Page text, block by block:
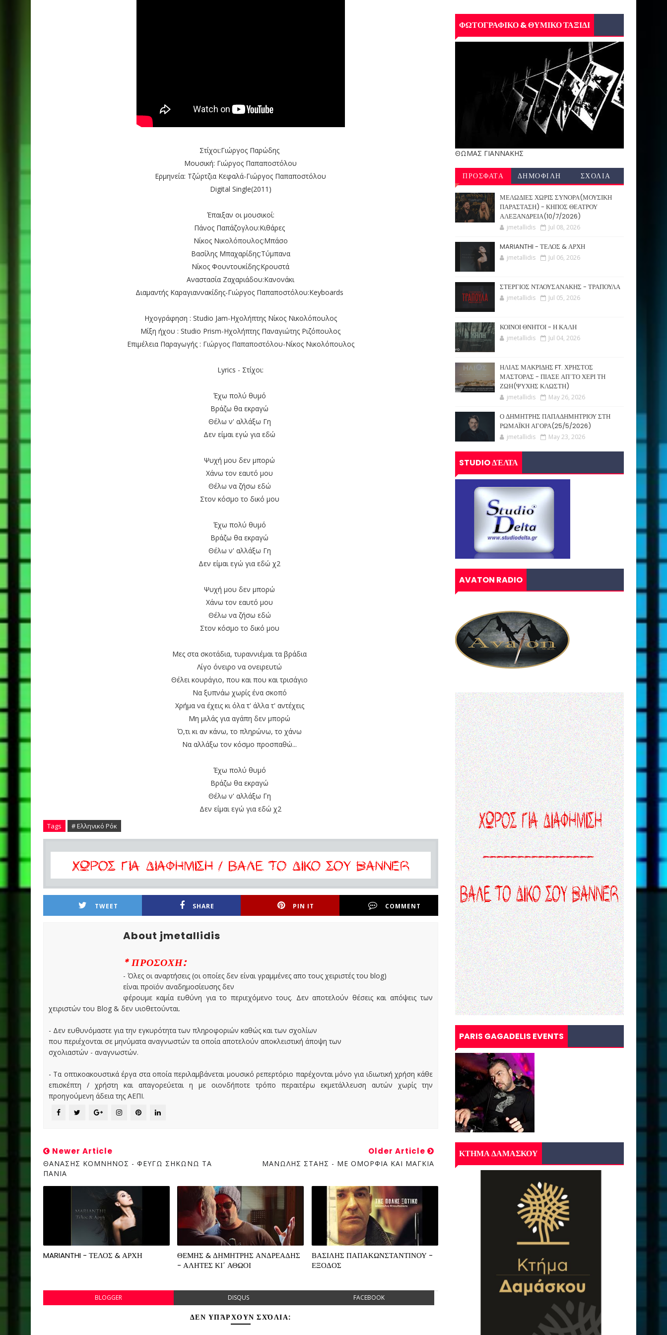
Στίχοι:Γιώργος Παρώδης
Μουσική: Γιώργος Παπαποστόλου
Ερμηνεία: Τζώρτζια Κεφαλά-Γιώργος Παπαποστόλου
Digital Single(2011)
Έπαιξαν οι μουσικοί:
Πάνος Παπάζογλου:Κιθάρες
Νίκος Νικολόπουλος:Μπάσο
Βασίλης Μπαχαρίδης:Τύμπανα
Νίκος Φουντουκίδης:Κρουστά
Αναστασία Ζαχαριάδου:Κανονάκι
Διαμαντής Καραγιαννακίδης-Γιώργος Παπαποστόλου:Keyboards
Ηχογράφηση : Studio Jam-Ηχολήπτης Νίκος Νικολόπουλος
Μίξη ήχου : Studio Prism-Ηχολήπτης Παναγιώτης Ριζόπουλος
Επιμέλεια Παραγωγής : Γιώργος Παπαποστόλου-Νίκος Νικολόπουλος
Lyrics - Στίχοι:
Έχω πολύ θυμό
Βράζω θα εκραγώ
Θέλω ν' αλλάξω Γη
Δεν είμαι εγώ για εδώ
Ψυχή μου δεν μπορώ
Χάνω τον εαυτό μου
Θέλω να ζήσω εδώ
Στον κόσμο το δικό μου
Έχω πολύ θυμό
Βράζω θα εκραγώ
Θέλω ν' αλλάξω Γη
Δεν είμαι εγώ για εδώ χ2
Ψυχή μου δεν μπορώ
Χάνω τον εαυτό μου
Θέλω να ζήσω εδώ
Στον κόσμο το δικό μου
Μες στα σκοτάδια, τυραννιέμαι τα βράδια
Λίγο όνειρο να ονειρευτώ
Θέλει κουράγιο, που και που και τρισάγιο
Να ξυπνάω χωρίς ένα σκοπό
Χρήμα να έχεις κι όλα τ' άλλα τ' αντέχεις
Μη μιλάς για αγάπη δεν μπορώ
Ό,τι κι αν κάνω, το πληρώνω, το χάνω
Να αλλάξω τον κόσμο προσπαθώ...
Έχω πολύ θυμό
Βράζω θα εκραγώ
Θέλω ν' αλλάξω Γη
Δεν είμαι εγώ για εδώ χ2
Tags # Ελληνικό Ρόκ
TWEET SHARE PIN IT COMMENT
About jmetallidis
* ΠΡΟΣΟΧΗ:
- Όλες οι αναρτήσεις (οι οποίες δεν είναι γραμμένες απο τους χειριστές του blog)
είναι προϊόν αναδημοσίευσης δεν
φέρουμε καμία ευθύνη για το περιεχόμενο τους. Δεν αποτελούν θέσεις και απόψεις των
χειριστών του Blog & δεν υιοθετούνται.
- Δεν ευθυνόμαστε για την εγκυρότητα των πληροφοριών καθώς και των σχολίων
που περιέχονται σε μηνύματα αναγνωστών τα οποία αποτελούν αποκλειστική άποψη των
σχολιαστών - αναγνωστών.
- Τα οπτικοακουστικά έργα στα οποία περιλαμβάνεται μουσικό ρεπερτόριο παρέχονται μόνο για ιδιωτική χρήση κάθε
επισκέπτη / χρήστη και απαγορεύεται η με οιονδήποτε τρόπο περαιτέρω εκμετάλλευση αυτών χωρίς την
προηγούμενη άδεια της ΑΕΠΙ.
Newer Article
ΘΑΝΑΣΗΣ ΚΟΜΝΗΝΟΣ - ΦΕΥΓΩ ΣΗΚΩΝΩ ΤΑ
ΠΑΝΙΑ
Older Article
ΜΑΝΩΛΗΣ ΣΤΑΗΣ - ME OMΟΡΦΙΑ ΚΑΙ ΜΑΓΚΙΑ
MARIANTHI - ΤΕΛΟΣ & ΑΡΧΗ
ΘΕΜΗΣ & ΔΗΜΗΤΡΗΣ ΑΝΔΡΕΑΔΗΣ
- ΑΛΗΤΕΣ ΚΙ΄ ΑΘΩΟΙ
ΒΑΣΙΛΗΣ ΠΑΠΑΚΩΝΣΤΑΝΤΙΝΟΥ -
ΕΞΟΔΟΣ
BLOGGER DISQUS FACEBOOK
ΔΕΝ ΥΠΆΡΧΟΥΝ ΣΧΌΛΙΑ:
ΦΩΤΟΓΡΑΦΙΚΟ & ΘΥΜΙΚΟ ΤΑΞΙΔΙ
ΘΩΜΑΣ ΓΙΑΝΝΑΚΗΣ
ΠΡΟΣΦΑΤΑ ΔΗΜΟΦΙΛΗ ΣΧΟΛΙΑ
ΜΕΛΩΔΙΕΣ ΧΩΡΙΣ ΣΥΝΟΡΑ(ΜΟΥΣΙΚΗ
ΠΑΡΑΣΤΑΣΗ) - ΚΗΠΟΣ ΘΕΑΤΡΟΥ
ΑΛΕΞΑΝΔΡΕΙΑ(10/7/2026)
jmetallidis Jul 08, 2026
MARIANTHI - ΤΕΛΟΣ & ΑΡΧΗ
jmetallidis Jul 06, 2026
ΣΤΕΡΓΙΟΣ ΝΤΑΟΥΣΑΝΑΚΗΣ - ΤΡΑΠΟΥΛΑ
jmetallidis Jul 05, 2026
ΚΟΙΝΟΙ ΘΝΗΤΟΙ - Η ΚΑΛΗ
jmetallidis Jul 04, 2026
ΗΛΙΑΣ ΜΑΚΡΙΔΗΣ FT. ΧΡΗΣΤΟΣ
ΜΑΣΤΟΡΑΣ - ΠΙΑΣΕ ΑΠ΄ΤΟ ΧΕΡΙ ΤΗ
ΖΩΗ(ΨΥΧΗΣ ΚΛΩΣΤΗ)
jmetallidis May 26, 2026
Ο ΔΗΜΗΤΡΗΣ ΠΑΠΑΔΗΜΗΤΡΙΟΥ ΣΤΗ
ΡΩΜΑΪΚΗ ΑΓΟΡΑ(25/5/2026)
jmetallidis May 23, 2026
STUDIO ΔΈΛΤΑ
AVATON RADIO
PARIS GAGADELIS EVENTS
ΚΤΗΜΑ ΔΑΜΑΣΚΟΥ